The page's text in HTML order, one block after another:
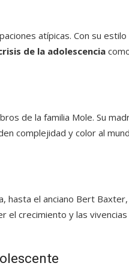
atípicas. Con su estilo
de la adolescencia
de la familia Mole. Su
complejidad y color al
hasta el anciano Bert
el crecimiento y las